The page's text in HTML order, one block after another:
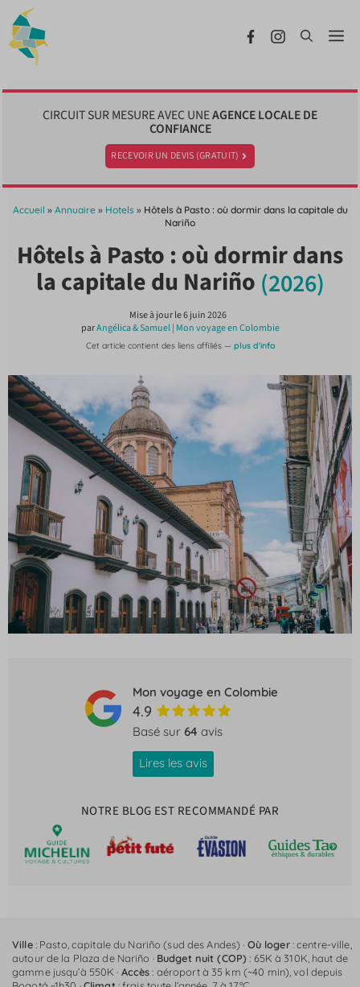
au
contenu
CIRCUIT SUR MESURE AVEC UNEAGENCE LOCALE DE
CONFIANCE
RECEVOIR UN DEVIS (GRATUIT)
Accueil » Annuaire» Hotels» Hôtels à Pasto : où dormir dans la capitale du
Nariño
Hôtels à Pasto : où dormir dans
la capitale du Nariño (2026)
Mise à jour le6 juin 2026
parAngélica & Samuel | Mon voyage en Colombie
Cet article contient des liens affiliés — plus d'info
Mon voyage en Colombie
4.9
Basé sur 64 avis
Lires les avis
NOTRE BLOG EST RECOMMANDÉ PAR
Ville: Pasto, capitale du Nariño (sud des Andes) · Où loger: centre-ville,
autour de la Plaza de Nariño · Budget nuit (COP) : 65K à 310K, haut de
gamme jusqu’à 550K · Accès : aéroport à 35 km (~40 min), vol depuis